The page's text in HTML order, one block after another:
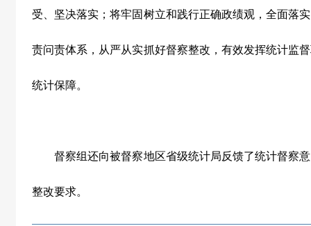
受、坚决落实；将牢固树立和践行正确政绩观，全面落
责问责体系，从严从实抓好督察整改，有效发挥统计监
统计保障。
督察组还向被督察地区省级统计局反馈了统计督察意
整改要求。